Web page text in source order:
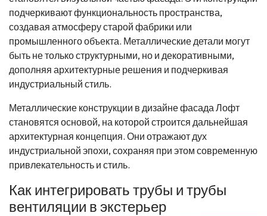
подчеркивают функциональность пространства,
создавая атмосферу старой фабрики или
промышленного объекта. Металлические детали могут
быть не только структурными, но и декоративными,
дополняя архитектурные решения и подчеркивая
индустриальный стиль.
Металлические конструкции в дизайне фасада Лофт
становятся основой, на которой строится дальнейшая
архитектурная концепция. Они отражают дух
индустриальной эпохи, сохраняя при этом современную
привлекательность и стиль.
Как интегрировать трубы и трубы
вентиляции в экстерьер